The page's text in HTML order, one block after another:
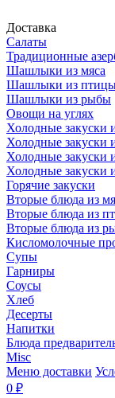
Доставка
Салаты
Традиционные
Шашлыки из мяса
Шашлыки из
Шашлыки из рыбы
Овощи на углях
Холодные закуски
Холодные закуски
Холодные закуски
Холодные закуски
Горячие закуски
Вторые блюда из
Вторые блюда из
Вторые блюда из
Кисломолочные
Супы
Гарниры
Соусы
Хлеб
Десерты
Напитки
Блюда
Misc
Меню доставки
0 ₽